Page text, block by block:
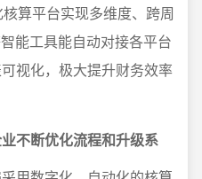
算平台实现多维度、跨周
能工具能自动对接各平台
视化，极大提升财务效率
不断优化流程和升级系